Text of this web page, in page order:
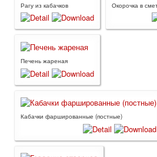
Рагу из кабачков Окорочка в
Печень жареная
Кабачки фаршированные (постные)